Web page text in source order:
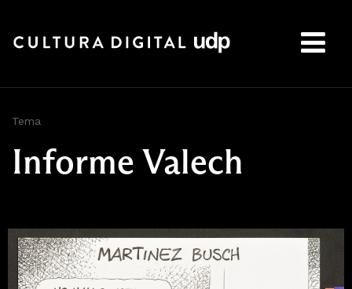
Tema
Informe Valech